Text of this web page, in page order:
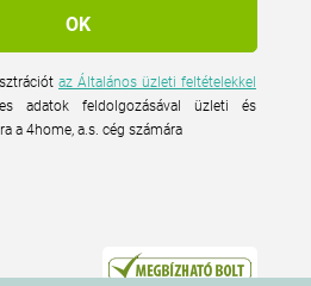
az Általános üzleti feltételekkel
adatok feldolgozásával üzleti és
a 4home, a.s. cég számára